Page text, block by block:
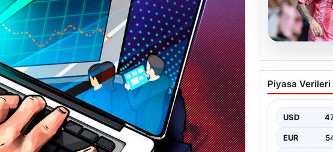
Dünya
Piyasa Verileri
USD
EUR